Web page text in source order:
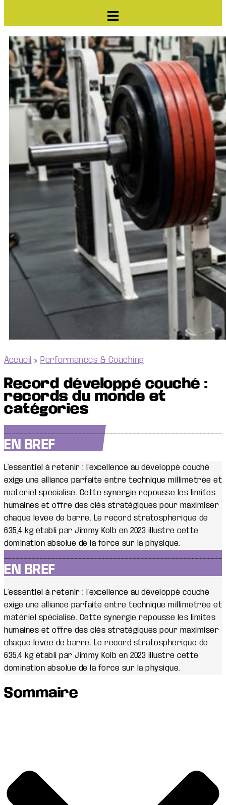
Accueil » Performances & Coaching
Record développé couché :
records du monde et
catégories
EN BREF
L’essentiel à retenir : l’excellence au développé couché
exige une alliance parfaite entre technique millimétrée et
matériel spécialisé. Cette synergie repousse les limites
humaines et offre des clés stratégiques pour maximiser
chaque levée de barre. Le record stratosphérique de
635,4 kg établi par Jimmy Kolb en 2023 illustre cette
domination absolue de la force sur la physique.
EN BREF
L’essentiel à retenir : l’excellence au développé couché
exige une alliance parfaite entre technique millimétrée et
matériel spécialisé. Cette synergie repousse les limites
humaines et offre des clés stratégiques pour maximiser
chaque levée de barre. Le record stratosphérique de
635,4 kg établi par Jimmy Kolb en 2023 illustre cette
domination absolue de la force sur la physique.
Sommaire